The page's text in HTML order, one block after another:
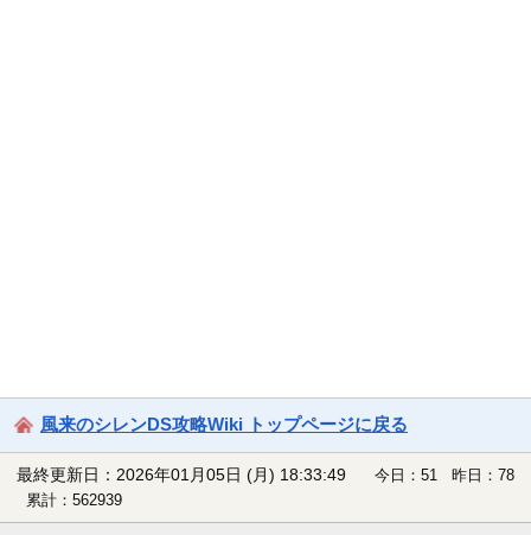
風来のシレンDS攻略Wiki トップページに戻る
最終更新日：2026年01月05日 (月) 18:33:49
今日：51 昨日：78
累計：562939